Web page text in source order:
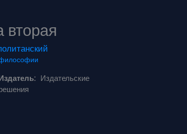
вторая
Издательские